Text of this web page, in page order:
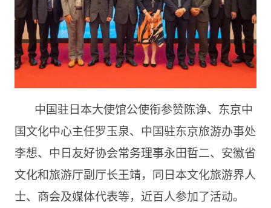
中国驻日本大使馆公使衔参赞陈诤、东京中
国文化中心主任罗玉泉、中国驻东京旅游办事处
李想、中日友好协会常务理事永田哲二、安徽省
文化和旅游厅副厅长王靖，同日本文化旅游界人
士、商会及媒体代表等，近百人参加了活动。